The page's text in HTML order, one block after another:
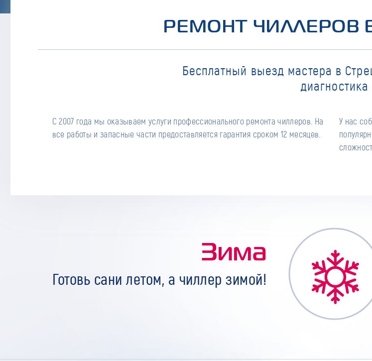
РЕМОНТ ЧИЛЛЕРОВ
Бесплатный выезд мастера в
диагностика
С 2007 года мы оказываем услуги профессионального ремонта чиллеров. На
все работы и запасные части предоставляется гарантия сроком 12 месяцев.
У нас
Зима
Готовь сани летом, а чиллер зимой!